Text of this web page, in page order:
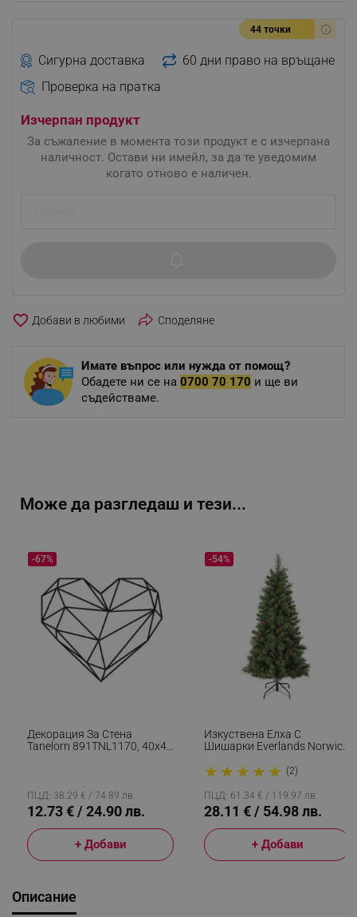
44 точки
Сигурна доставка
60 дни право на връщане
Проверка на пратка
Изчерпан продукт
За съжаление в момента този продукт е с изчерпана
наличност. Остави ни имейл, за да те уведомим
когато отново е наличен.
favorite_border Споделяне
Имате въпрос или нужда от помощ?
Обадете ни се на 0700 70 170 и ще ви
съдействаме.
Може да разгледаш и тези...
Декорация За Стена
Tanelorn 891TNL1170, 40x47
-67%
ПЦД: 38.29 € / 74.89 лв.
12.73 € / 24.90 лв.
+ Добави
Изкуствена Елха С
Шишарки Everlands Norwich
Метална Стойка, Зелен
★ ★ ★ ★ ★ (2)
-54%
ПЦД: 61.34 € / 119.97 лв.
28.11 € / 54.98 лв.
+ Добави
Описание